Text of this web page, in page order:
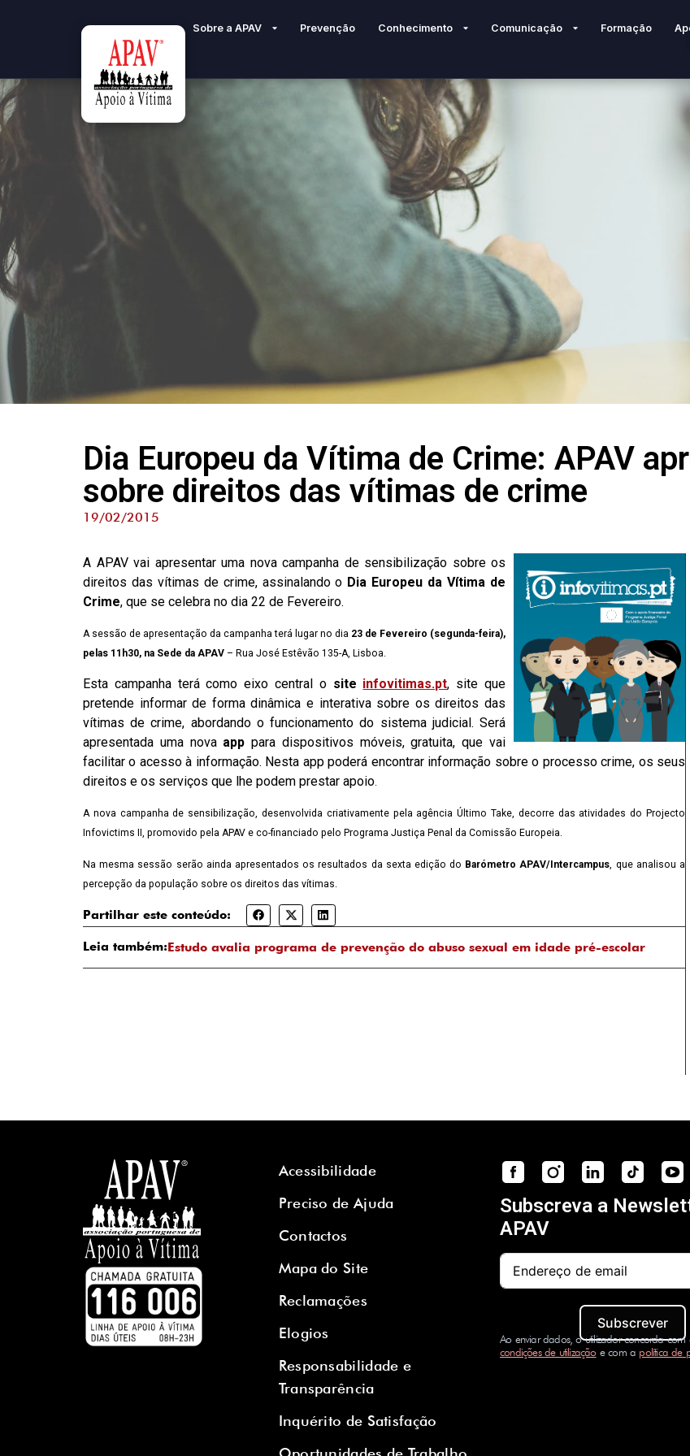
Sobre a APAV Prevenção Conhecimento Comunicação Formação
Dia Europeu da Vítima de Crime: APAV
sobre direitos das vítimas de crime
19/02/2015
A APAV vai apresentar uma nova campanha de sensibilização sobre os
direitos das vítimas de crime, assinalando o Dia Europeu da Vítima de
Crime, que se celebra no dia 22 de Fevereiro.
A sessão de apresentação da campanha terá lugar no dia 23 de Fevereiro (segunda-feira),
pelas 11h30, na Sede da APAV – Rua José Estêvão 135-A, Lisboa.
Esta campanha terá como eixo central o site infovitimas.pt, site que
pretende informar de forma dinâmica e interativa sobre os direitos das
vítimas de crime, abordando o funcionamento do sistema judicial. Será
apresentada uma nova app para dispositivos móveis, gratuita, que vai
facilitar o acesso à informação. Nesta app poderá encontrar informação sobre o processo crime, os seus
direitos e os serviços que lhe podem prestar apoio
A nova campanha de sensibilização, desenvolvida criativamente pela agência Último Take, decorre das atividades do Projecto
Infovictims II, promovido pela APAV e co-financiado pelo Programa Justiça Penal da Comissão Europeia.
Na mesma sessão serão ainda apresentados os resultados da sexta edição do Barómetro APAV/Intercampus , que analisou a
percepção da população sobre os direitos das vítimas.
Partilhar este conteúdo:
Leia também:Estudo avalia programa de prevenção do abuso sexual em idade pré-escolar
Acessibilidade
Preciso de Ajuda
Contactos
Mapa do Site
Reclamações
Elogios
Responsabilidade e
Transparência
Inquérito de Satisfação
Subscreva a
APAV
Subscrever
Ao enviar dados, o utilizador concorda
condições de utilizaçãoe com a política de